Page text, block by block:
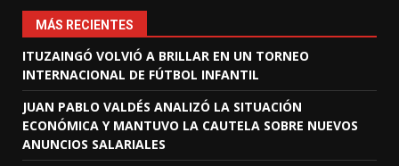
MÁS RECIENTES
ITUZAINGÓ VOLVIÓ A BRILLAR EN UN TORNEO
INTERNACIONAL DE FÚTBOL INFANTIL
JUAN PABLO VALDÉS ANALIZÓ LA SITUACIÓN
ECONÓMICA Y MANTUVO LA CAUTELA SOBRE NUEVOS
ANUNCIOS SALARIALES